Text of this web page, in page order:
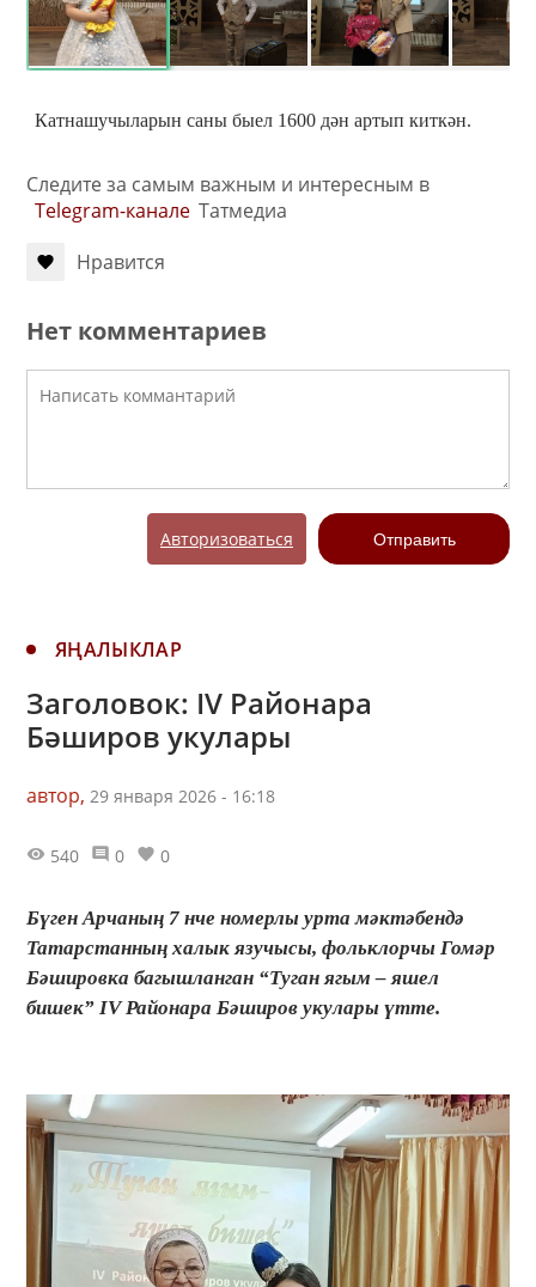
Катнашучыларын саны быел 1600 дән артып киткән.
Следите за самым важным и интересным в
Telegram-канале Татмедиа
Нравится
Нет комментариев
Авторизоваться Отправить
ЯҢАЛЫКЛАР
Заголовок: IV Районара
Бәширов укулары
автор, 29 января 2026 - 16:18
540 0 0
Бүген Арчаның 7 нче номерлы урта мәктәбендә
Татарстанның халык язучысы, фольклорчы Гомәр
Бәшировка багышланган “Туган ягым – яшел
бишек” IV Районара Бәширов укулары үтте.